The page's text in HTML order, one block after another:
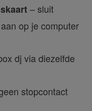
– sluit
op je computer
dj via diezelfde
stopcontact